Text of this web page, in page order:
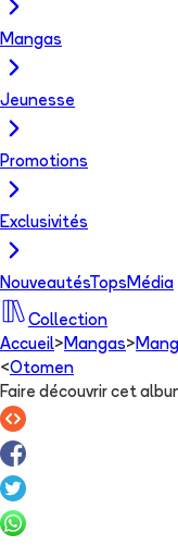
Mangas
Jeunesse
Promotions
Exclusivités
NouveautésTops Média
Collection
Accueil> Mangas>
<Otomen
Faire découvrir cet